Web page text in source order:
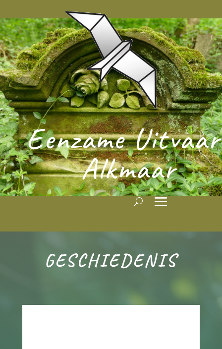
Eenzame
Alkmaar
GESCHIEDENIS